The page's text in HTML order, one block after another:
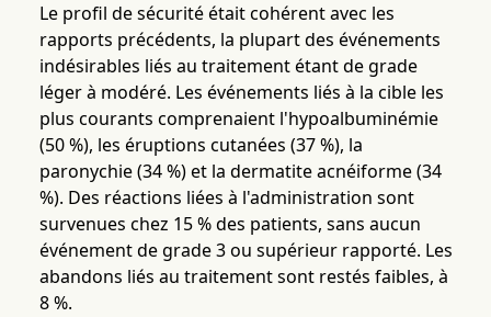
Le profil de sécurité était cohérent avec les
rapports précédents, la plupart des événements
indésirables liés au traitement étant de grade
léger à modéré. Les événements liés à la cible les
plus courants comprenaient l'hypoalbuminémie
(50 %), les éruptions cutanées (37 %), la
paronychie (34 %) et la dermatite acnéiforme (34
%). Des réactions liées à l'administration sont
survenues chez 15 % des patients, sans aucun
événement de grade 3 ou supérieur rapporté. Les
abandons liés au traitement sont restés faibles, à
8 %.